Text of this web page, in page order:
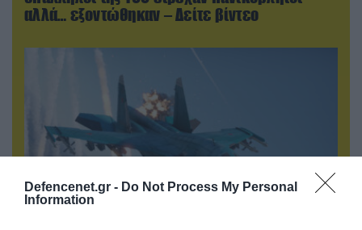
Defencenet.gr - Do Not Process My Personal
Information
αλλά… εξοντώθηκαν – Δείτε βίντεο